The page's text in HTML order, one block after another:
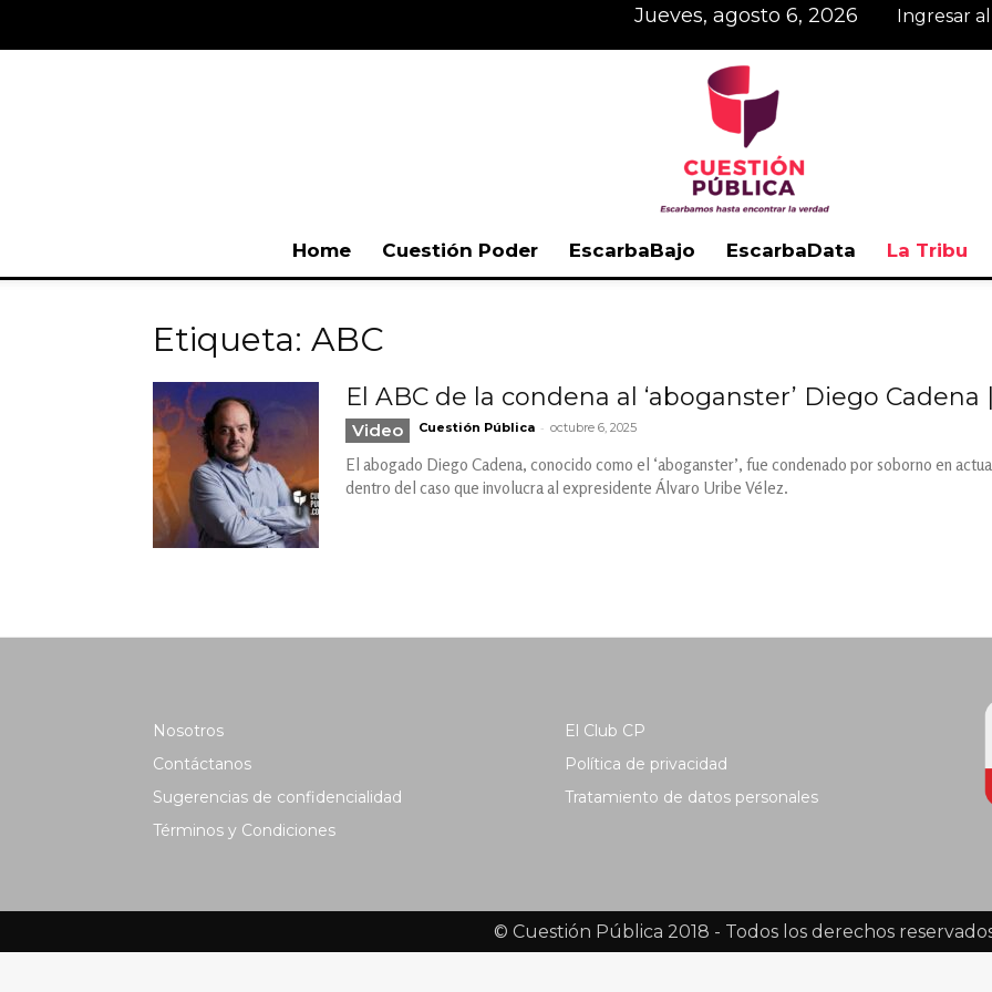
jueves, agosto 6, 2026 Ingresar
Home Cuestión Poder EscarbaBajo EscarbaData La Tribu
Etiqueta: ABC
El ABC de la condena al ‘aboganster’ Diego
Video Cuestión Pública - octubre 6, 2025
El abogado Diego Cadena, conocido como el ‘aboganster’, fue condenado por soborno en
dentro del caso que involucra al expresidente Álvaro Uribe Vélez.
Nosotros
Contáctanos
Sugerencias de confidencialidad
Términos y Condiciones
El Club CP
Política de privacidad
Tratamiento de datos personales
© Cuestión Pública 2018 - Todos los derechos